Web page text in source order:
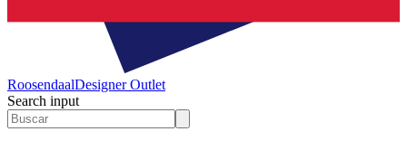
RoosendaalDesigner Outlet
Search input